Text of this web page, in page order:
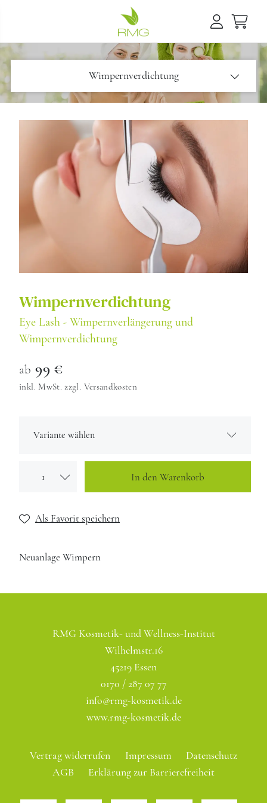
Wimpernverdichtung
Wimpernverdichtung
Eye Lash - Wimpernverlängerung und
Wimpernverdichtung
ab 99 €
inkl. MwSt. zzgl. Versandkosten
Variante wählen
In den Warenkorb
Als Favorit speichern
Neuanlage Wimpern
RMG Kosmetik- und Wellness-Institut
Wilhelmstr.16
45219 Essen
0170 / 287 07 77
info@rmg-kosmetik.de
www.rmg-kosmetik.de
Vertrag widerrufen Impressum
Datenschutz
AGB
Erklärung zur Barrierefreiheit